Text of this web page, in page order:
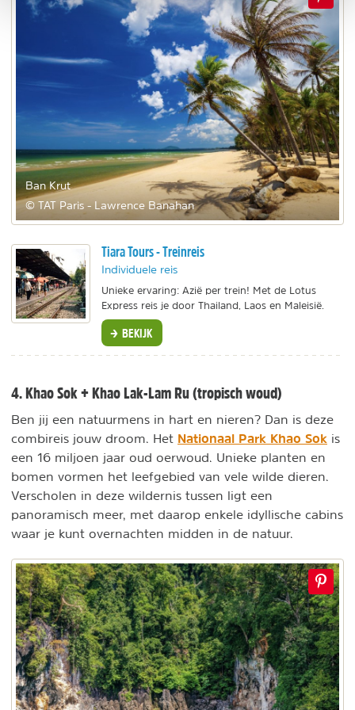
Ban Krut
© TAT Paris - Lawrence Banahan
Tiara Tours - Treinreis
Individuele reis
Unieke ervaring: Azië per trein! Met de Lotus
Express reis je door Thailand, Laos en Maleisië.
BEKIJK
4. Khao Sok + Khao Lak-Lam Ru (tropisch woud)
Ben jij een natuurmens in hart en nieren? Dan is deze
combireis jouw droom. Het Nationaal Park Khao Sok is
een 16 miljoen jaar oud oerwoud. Unieke planten en
bomen vormen het leefgebied van vele wilde dieren.
Verscholen in deze wildernis tussen ligt een
panoramisch meer, met daarop enkele idyllische cabins
waar je kunt overnachten midden in de natuur.